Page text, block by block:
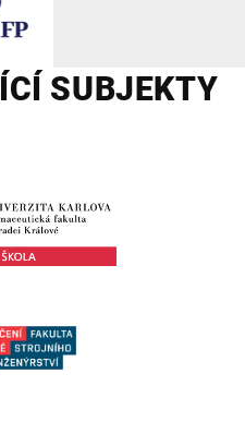
SUBJEKTY